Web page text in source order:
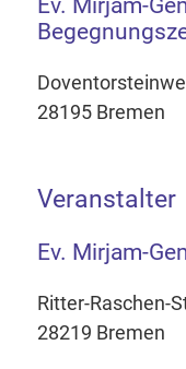
28195 Bremen
Veranstalter
Ev. Mirjam-
Ritter-Raschen-
28219 Bremen